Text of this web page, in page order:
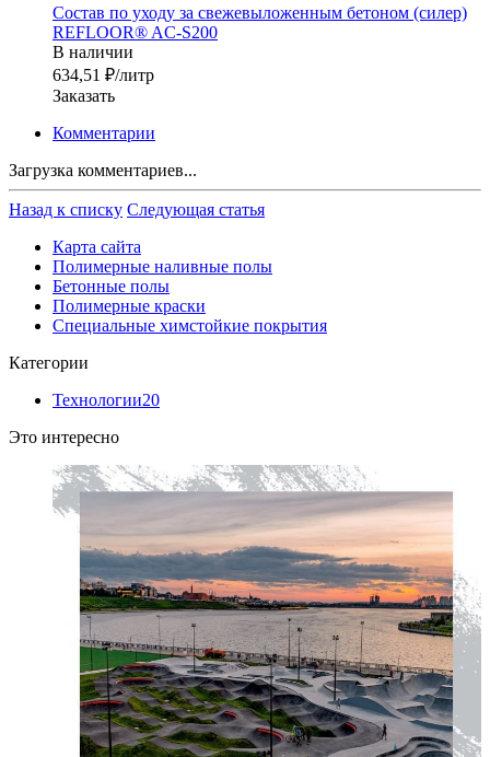
Состав по уходу за свежевыложенным бетоном (силер)
REFLOOR® AC-S200
В наличии
634,51 ₽/литр
Заказать
Комментарии
Загрузка комментариев...
Назад к списку Следующая статья
Карта сайта
Полимерные наливные полы
Бетонные полы
Полимерные краски
Специальные химстойкие покрытия
Категории
Технологии20
Это интересно